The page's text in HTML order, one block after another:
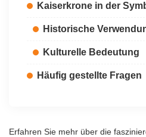
Kaiserkrone in der
Historische
Kulturelle Bedeutung
Häufig gestellte Fragen
Erfahren Sie mehr über die